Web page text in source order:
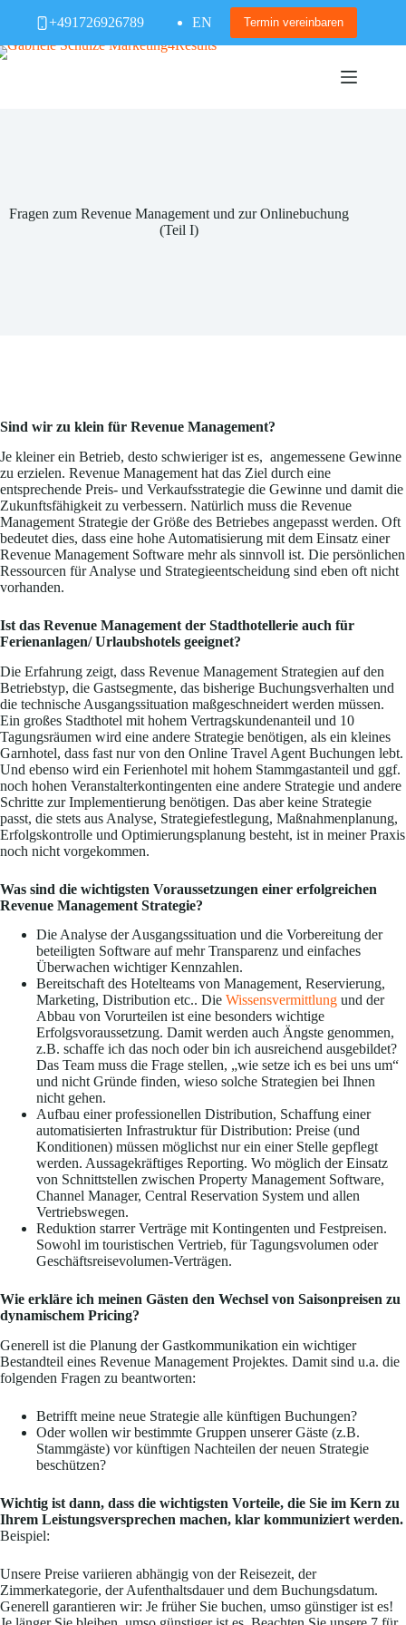
+491726926789 EN Termin vereinbaren
Fragen zum Revenue Management und zur Onlinebuchung
(Teil I)
Sind wir zu klein für Revenue Management?
Je kleiner ein Betrieb, desto schwieriger ist es, angemessene Gewinne
zu erzielen. Revenue Management hat das Ziel durch eine
entsprechende Preis- und Verkaufsstrategie die Gewinne und damit die
Zukunftsfähigkeit zu verbessern. Natürlich muss die Revenue
Management Strategie der Größe des Betriebes angepasst werden. Oft
bedeutet dies, dass eine hohe Automatisierung mit dem Einsatz einer
Revenue Management Software mehr als sinnvoll ist. Die persönlichen
Ressourcen für Analyse und Strategieentscheidung sind eben oft nicht
vorhanden.
Ist das Revenue Management der Stadthotellerie auch für
Ferienanlagen/ Urlaubshotels geeignet?
Die Erfahrung zeigt, dass Revenue Management Strategien auf den
Betriebstyp, die Gastsegmente, das bisherige Buchungsverhalten und
die technische Ausgangssituation maßgeschneidert werden müssen.
Ein großes Stadthotel mit hohem Vertragskundenanteil und 10
Tagungsräumen wird eine andere Strategie benötigen, als ein kleines
Garnhotel, dass fast nur von den Online Travel Agent Buchungen lebt.
Und ebenso wird ein Ferienhotel mit hohem Stammgastanteil und ggf.
noch hohen Veranstalterkontingenten eine andere Strategie und andere
Schritte zur Implementierung benötigen. Das aber keine Strategie
passt, die stets aus Analyse, Strategiefestlegung, Maßnahmenplanung,
Erfolgskontrolle und Optimierungsplanung besteht, ist in meiner Praxis
noch nicht vorgekommen.
Was sind die wichtigsten Voraussetzungen einer erfolgreichen
Revenue Management Strategie?
Die Analyse der Ausgangssituation und die Vorbereitung der
beteiligten Software auf mehr Transparenz und einfaches
Überwachen wichtiger Kennzahlen.
Bereitschaft des Hotelteams von Management, Reservierung,
Marketing, Distribution etc.. Die Wissensvermittlung und der
Abbau von Vorurteilen ist eine besonders wichtige
Erfolgsvoraussetzung. Damit werden auch Ängste genommen,
z.B. schaffe ich das noch oder bin ich ausreichend ausgebildet?
Das Team muss die Frage stellen, „wie setze ich es bei uns um“
und nicht Gründe finden, wieso solche Strategien bei Ihnen
nicht gehen.
Aufbau einer professionellen Distribution, Schaffung einer
automatisierten Infrastruktur für Distribution: Preise (und
Konditionen) müssen möglichst nur ein einer Stelle gepflegt
werden. Aussagekräftiges Reporting. Wo möglich der Einsatz
von Schnittstellen zwischen Property Management Software,
Channel Manager, Central Reservation System und allen
Vertriebswegen.
Reduktion starrer Verträge mit Kontingenten und Festpreisen.
Sowohl im touristischen Vertrieb, für Tagungsvolumen oder
Geschäftsreisevolumen-Verträgen.
Wie erkläre ich meinen Gästen den Wechsel von Saisonpreisen zu
dynamischem Pricing?
Generell ist die Planung der Gastkommunikation ein wichtiger
Bestandteil eines Revenue Management Projektes. Damit sind u.a. die
folgenden Fragen zu beantworten:
Betrifft meine neue Strategie alle künftigen Buchungen?
Oder wollen wir bestimmte Gruppen unserer Gäste (z.B.
Stammgäste) vor künftigen Nachteilen der neuen Strategie
beschützen?
Wichtig ist dann, dass die wichtigsten Vorteile, die Sie im Kern zu
Ihrem Leistungsversprechen machen, klar kommuniziert werden.
Beispiel:
Unsere Preise variieren abhängig von der Reisezeit, der
Zimmerkategorie, der Aufenthaltsdauer und dem Buchungsdatum.
Generell garantieren wir: Je früher Sie buchen, umso günstiger ist es!